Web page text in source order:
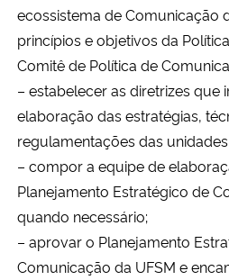
ecossistema de Comunicação
princípios e objetivos da
Comitê de Política de
– estabelecer as diretrizes que
elaboração das estratégias,
regulamentações das
– compor a equipe de
Planejamento Estratégico de
quando necessário;
– aprovar o Planejamento
Comunicação da UFSM e